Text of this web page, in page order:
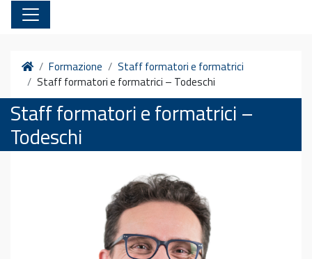
HomeFormazione
Staff formatori e formatrici
Staff formatori e formatrici – Todeschi
Staff formatori e formatrici –
Todeschi